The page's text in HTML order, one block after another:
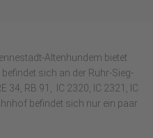
Altenhundem bietet
sich an der Ruhr-Sieg-
34, RB 91, IC 2320, IC 2321, IC
befindet sich nur ein paar